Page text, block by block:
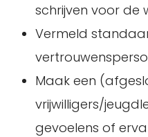
schrijven voor de
Vermeld
Maak een
vrijwilligers/
gevoelens of